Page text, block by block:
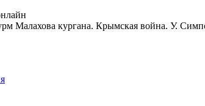
Малахова кургана. Крымская война. У.